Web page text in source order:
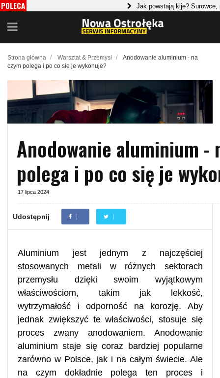
POLECA
Jak powstają kije? Surowce,
Wyprzedaże odzieży markowej -
Strona główna / Warsztat & Przemysł /
Anodowanie aluminium - na
czym polega i po co się je wykonuje?
Anodowanie aluminium -
polega i po co się je
17 lipca 2024
Udostępnij
Aluminium jest jednym z najczęściej
stosowanych metali w różnych sektorach
przemysłu dzięki swoim wyjątkowym
właściwościom, takim jak lekkość,
wytrzymałość i odporność na korozję. Aby
jednak zwiększyć te właściwości, stosuje się
proces zwany anodowaniem. Anodowanie
aluminium staje się coraz bardziej popularne
zarówno w Polsce, jak i na całym świecie. Ale
na czym dokładnie polega ten proces i